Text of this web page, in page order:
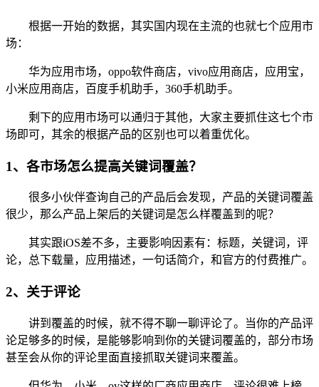
根据一开始的数据，其实国内现在主流的也就七个应用市
场：
华为应用市场，oppo软件商店，vivo应用商店，应用宝，
小米应用商店，百度手机助手，360手机助手。
剩下的应用市场可以通归于其他，大家主要抓住这七个市
场即可，其余的根据产品的区别也可以着重优化。
1、各市场怎么提高关键词覆盖？
很多小伙伴查询自己的产品后会发现，产品的关键词覆盖
很少，那么产品上架后的关键词是怎么样覆盖到的呢？
其实跟iOS差不多，主要影响因素有：标题，关键词，评
论，总下载量，应用描述，一句话简介，和官方的付费推广。
2、关于评论
讲到覆盖的时候，就不得不聊一聊评论了。当你的产品评
论足够多的时候，是能够影响到你的关键词覆盖的，部分市场
甚至会从你的评论里面直接抓取关键词来覆盖。